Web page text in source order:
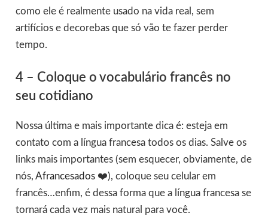
como ele é realmente usado na vida real, sem
artifícios e decorebas que só vão te fazer perder
tempo.
4 – Coloque o vocabulário francês no
seu cotidiano
Nossa última e mais importante dica é: esteja em
contato com a língua francesa todos os dias. Salve os
links mais importantes (sem esquecer, obviamente, de
nós, Afrancesados ❤️), coloque seu celular em
francês…enfim, é dessa forma que a língua francesa se
tornará cada vez mais natural para você.